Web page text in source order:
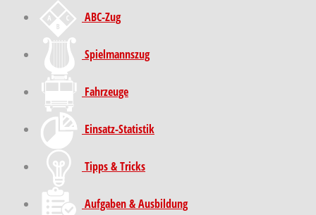
ABC-Zug
Spielmannszug
Fahrzeuge
Einsatz-Statistik
Tipps & Tricks
Aufgaben & Ausbildung